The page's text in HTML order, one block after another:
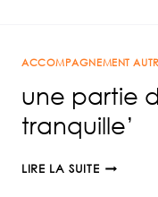
ACCOMPAGNEMENT
une partie
tranquille’
LIRE LA SUITEUNE